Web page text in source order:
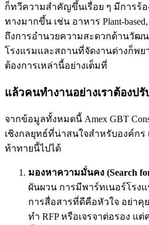
ก็ทวีความสำคัญขึ้นเรื่อย ๆ มีการร้อ
ทางมากขึ้น เช่น อาหาร Plant-
ถึงการอำนวยความสะดวกด้านวัฒ
โรงแรมและสถานที่จัดงานต่างก็พ
ต้องการเหล่านี้อย่างเต็มที่
แล้วคนทำงานอย่างเราต้องปรั
จากข้อมูลทั้งหมดนี้ Amex GBT
เชิงกลยุทธ์ที่น่าสนใจสำหรับองค์กร
ท้าทายนี้ไปได้
มองหาความมั่นคง (Search
ผันผวน การมีพาร์ทเนอร์โรง
การสื่อสารที่ดีคือหัวใจ อย่า
ทำ RFP หรือเจรจาต่อรอง แ